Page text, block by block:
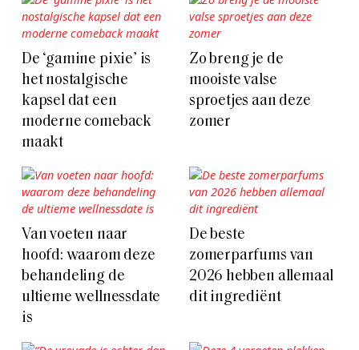
De ‘gamine pixie’ is
het nostalgische
kapsel dat een
moderne comeback
maakt
Zo breng je de
mooiste valse
sproetjes aan deze
zomer
Van voeten naar
hoofd: waarom deze
behandeling de
ultieme wellnessdate
is
De beste
zomerparfums van
2026 hebben allemaal
dit ingrediënt